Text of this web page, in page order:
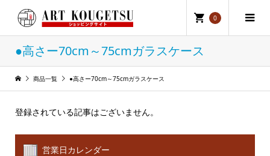
0
●高さー70cm～75cmガラスケース
商品一覧 ●高さー70cm～75cmガラスケース
登録されている記事はございません。
営業日カレンダー